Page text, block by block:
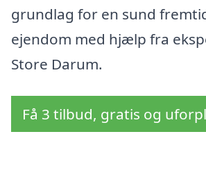
grundlag for en sund
ejendom med hjælp fra
Store Darum.
Få 3 tilbud, gratis og